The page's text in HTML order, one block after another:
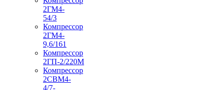
2ГМ4-
54/3
Компрессор
2ГМ4-
9,6/161
Компрессор
2ГП-2/220М
Компрессор
2СВМ4-
4/7-